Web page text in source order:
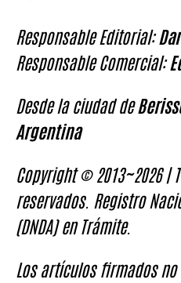
Responsable Editorial:
Responsable Comercial:
Desde la ciudad de
Argentina
Copyright © 2013~2026 |
reservados. Registro
(DNDA) en Trámite.
Los artículos firmados no